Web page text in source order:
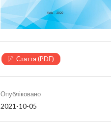
Стаття (PDF)
Опубліковано
2021-10-05